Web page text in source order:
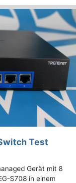
Test
Gerät mit 8
S708 in einem